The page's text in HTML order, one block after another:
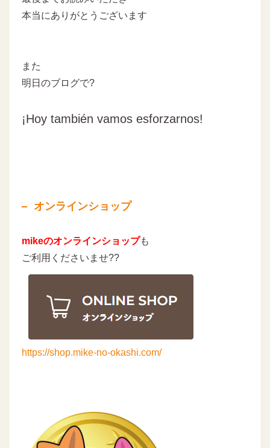
本当にありがとうございます
また
明日のブログで?
¡Hoy también vamos esforzarnos!
オンラインショップ
mikeのオンラインショップも
ご利用くださいませ??
https://shop.mike-no-okashi.com/